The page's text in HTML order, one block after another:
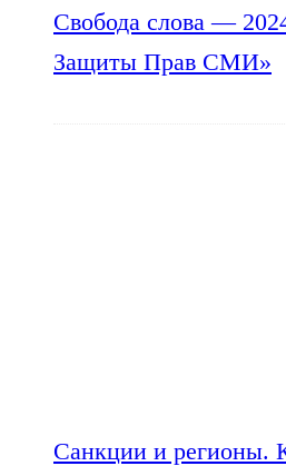
Свобода слова —
Защиты Прав СМИ»
Санкции и регионы.